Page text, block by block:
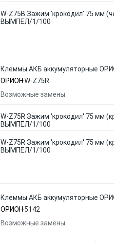
W-Z75B Зажим 'крокодил' 75 мм
ВЫМПЕЛ/1/100
Клеммы АКБ аккумуляторные
ОРИОН W-Z75R
Возможные замены
W-Z75R Зажим 'крокодил' 75 мм
ВЫМПЕЛ/1/100
W-Z75R Зажим 'крокодил' 75 мм
ВЫМПЕЛ/1/100
Клеммы АКБ аккумуляторные
ОРИОН 5142
Возможные замены